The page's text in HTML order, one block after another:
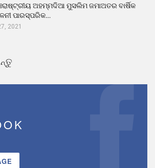
ଅହମ୍ମଦିଆ ମୁସଲିମ ଜମାଅତର ବାର୍ଷିକ
ପାରସ୍ପରିକ…
2021